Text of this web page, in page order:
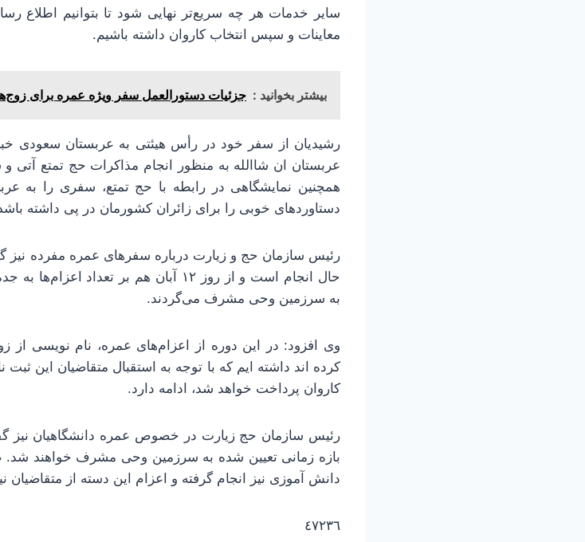
سایر خدمات هر چه سریع‌تر نهایی شود تا بتوانیم اطلاع
معاینات و سپس انتخاب کاروان داشته باشیم.
بیشتر بخوانید : جزئیات دستورالعمل سفر ویژه عمره برای
رشیدیان از سفر خود در رأس هیئتی به عربستان سعودی
عربستان ان شاالله به منظور انجام مذاکرات حج تمتع
همچنین نمایشگاهی در رابطه با حج تمتع، سفری را به
دستاوردهای خوبی را برای زائران کشورمان در پی داشته
رئیس سازمان حج و زیارت درباره سفرهای عمره مفرده نیز
به سرزمین وحی مشرف می‌گردند.
وی افزود: در این دوره از اعزام‌های عمره، نام نویسی
کرده اند داشته ایم که با توجه به استقبال متقاضیان این
کاروان پرداخت خواهد شد، ادامه دارد.
بازه زمانی تعیین شده به سرزمین وحی مشرف خواهند شد.
دانش آموزی نیز انجام گرفته و اعزام این دسته از متقاضیان
٤٧٢٣٦